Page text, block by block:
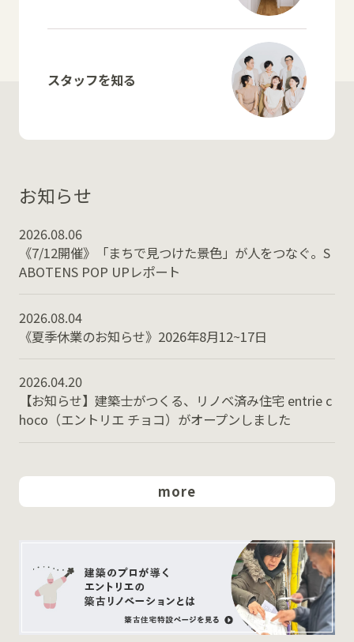
スタッフを知る
お知らせ
2026.08.06
《7/12開催》「まちで見つけた景色」が人をつなぐ。S
ABOTENS POP UPレポート
2026.08.04
《夏季休業のお知らせ》2026年8月12~17日
2026.04.20
【お知らせ】建築士がつくる、リノベ済み住宅 entrie c
hoco（エントリエ チョコ）がオープンしました
more